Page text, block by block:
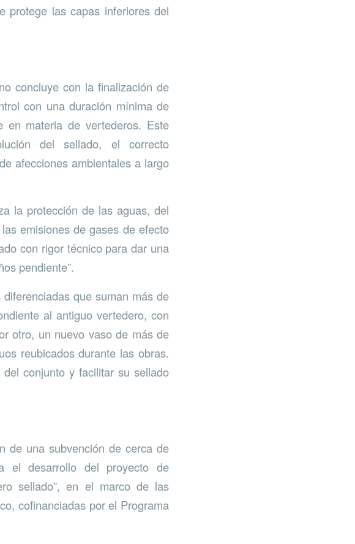
protege las capas inferiores del
concluye con la finalización de
con una duración mínima de
en materia de vertederos. Este
del sellado, el correcto
afecciones ambientales a largo
la protección de las aguas, del
emisiones de gases de efecto
con rigor técnico para dar una
pendiente”.
que suman más de
al antiguo vertedero, con
otro, un nuevo vaso de más de
reubicados durante las obras.
conjunto y facilitar su sellado
de una subvención de cerca de
el desarrollo del proyecto de
sellado”, en el marco de las
cofinanciadas por el Programa